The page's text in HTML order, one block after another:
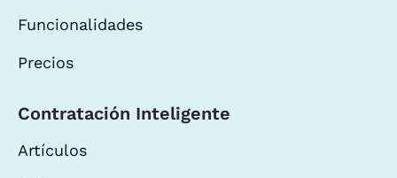
Funcionalidades
Precios
Contratación Inteligente
Artículos